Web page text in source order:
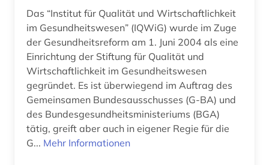
berufsausbildung (1)
berufsbildung (3)
berufseinstieg (1)
berufsforschung (1)
berufsschule (1)
berufsstrategie (1)
Das “Institut für Qualität und Wirtschaftlichkeit
im Gesundheitswesen” (IQWiG) wurde im Zuge
der Gesundheitsreform am 1. Juni 2004 als eine
Einrichtung der Stiftung für Qualität und
Wirtschaftlichkeit im Gesundheitswesen
gegründet. Es ist überwiegend im Auftrag des
Gemeinsamen Bundesausschusses (G-BA) und
des Bundesgesundheitsministeriums (BGA)
tätig, greift aber auch in eigener Regie für die
G... Mehr Informationen